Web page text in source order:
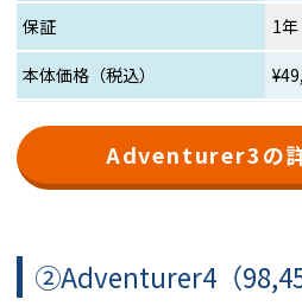
保証 1年
本体価格（税込）
Adventurer3の
②Adventurer4（